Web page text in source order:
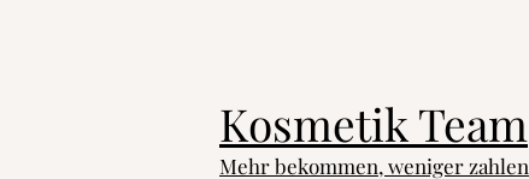
Kosmetik Team
Mehr bekommen, weniger zahlen